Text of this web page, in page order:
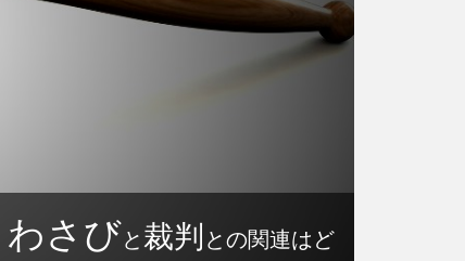
わさびと 裁判 との関連はど